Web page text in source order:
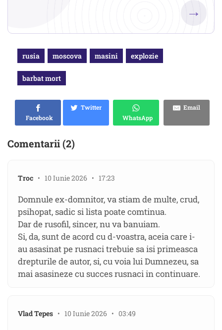
→
rusia moscova masini explozie
barbat mort
Facebook
Twitter
WhatsApp
Email
Comentarii (2)
Troc • 10 Iunie 2026 • 17:23
Domnule ex-domnitor, va stiam de multe, crud,
psihopat, sadic si lista poate comtinua.
Dar de rusofil, sincer, nu va banuiam.
Si, da, sunt de acord cu d-voastra, aceia care i-
au asasinat pe rusnaci trebuie sa isi primeasca
drepturile de autor, si, cu voia lui Dumnezeu, sa
mai asasineze cu succes rusnaci in continuare.
Vlad Tepes • 10 Iunie 2026 • 03:49